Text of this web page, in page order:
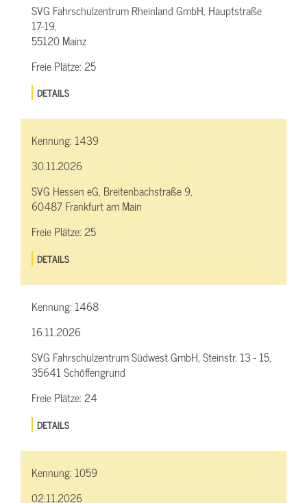
SVG Fahrschulzentrum Rheinland GmbH, Hauptstraße
17-19,
55120 Mainz
Freie Plätze:25
DETAILS
Kennung: 1439
30.11.2026
SVG Hessen eG, Breitenbachstraße 9,
60487 Frankfurt am Main
Freie Plätze:25
DETAILS
Kennung: 1468
16.11.2026
SVG Fahrschulzentrum Südwest GmbH, Steinstr. 13 - 15,
35641 Schöffengrund
Freie Plätze:24
DETAILS
Kennung: 1059
02.11.2026